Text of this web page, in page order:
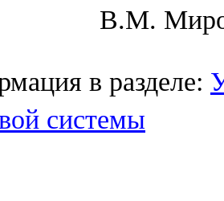
В.М.
в разделе:
системы